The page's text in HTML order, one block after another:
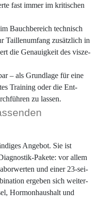
fast immer im kri­ti­schen
Bauch­be­reich tech­nisch
Tail­len­um­fang zusätz­lich in
die Genau­ig­keit des vis­ze­
– als Grund­la­ge für eine
Trai­ning oder die Ent­
zu lassen.
Ange­bot. Sie ist
Pake­te: vor allem
und einer 23-sei­
erge­ben sich wei­ter­
Hor­mon­haus­halt und